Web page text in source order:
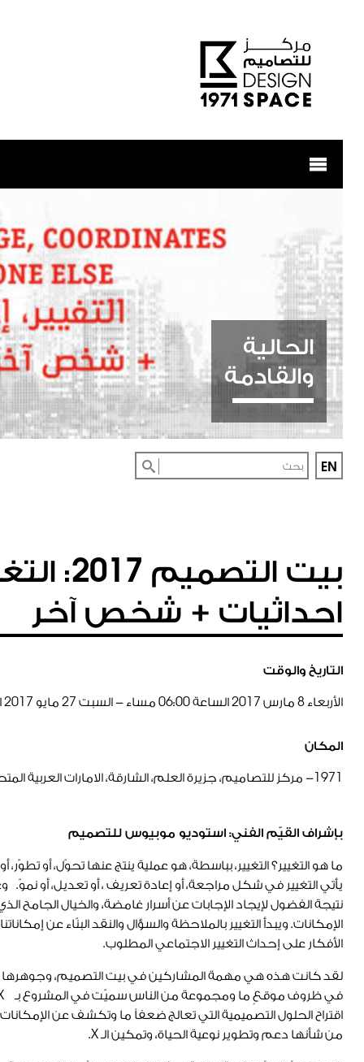
الحالية
والقادمة
EN
بيت التصميم 2017
:
احداثيات + شخص آخر
التاريخ والوقت
الأربعاء8 مارس 2017الساعة 06:00 مساء - السبت 27 مايو 2017
المكان
1971 - مركز للتصاميم، جزيرة العلم، الشارقة، الامارات العربية
بإشراف القيّم الفني: استوديو موبيوس للتصميم
ما هو التغيير؟ التغيير، بباسطة، هو عملية ينتج عنها تحوّل، أو
يأتي التغيير في شكل مراجعة، أو إعادة تعريف ، أو تعديل، أو نموّ.
نتيجة الفضول لإيجاد الإجابات عن أسرار غامضة، والخيال الجامح
الإمكانات. ويبدأ التغيير بالملاحظة والسؤال والنقد البنّاء عن
الأفكار على إحداث التغيير الاجتماعي المطلوب.
لقد كانت هذه هي مهمة المشاركين في بيت التصميم، وجوهرها
اقتراح الحلول التصميمية التي تعالج ضعفاً ما وتكشف عن الإمكانات
من شأنها دعم وتطوير نوعية الحياة، وتمكين الـ X.